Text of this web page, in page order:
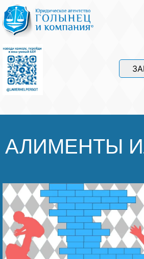
Услуги и наши
Оплата услуг
Задать вопрос
Полезные статьи
Наши победы
АЛИМЕНТЫ